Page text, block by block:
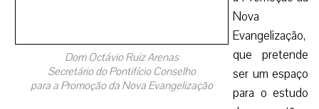
divulgar o trabalho desenvolvido em dioceses, paróquias,
movimentos apostólicos e comunidades eclesiais. A
instituição promove também investigações teológicas e
pastorais com a ajuda de universidades pontifícias.
A internet e a comunicação através das redes sociais